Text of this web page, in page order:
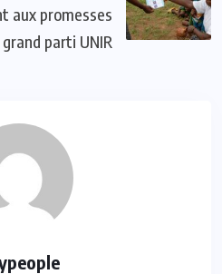
aux promesses
parti UNIR